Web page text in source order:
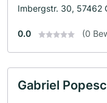
Imbergstr. 30, 57462
0.0 (0
Gabriel